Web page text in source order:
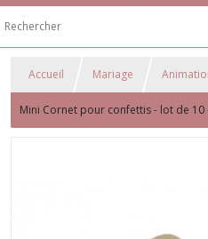
Accueil Mariage
Mini Cornet pour confettis - lot de